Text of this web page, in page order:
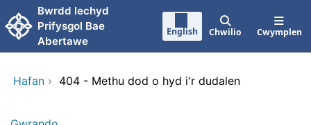
Neidio i'r prif gynnwy
Bwrdd lechyd
Prifysgol Bae
Abertawe
English Chwilio Cwymplen
Hafan › 404 - Methu dod o hyd i'r dudalen